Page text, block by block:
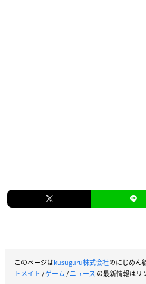
このページはkusuguru株式会社のにじめん
トメイト /ゲーム/ニュース の最新情報はリ